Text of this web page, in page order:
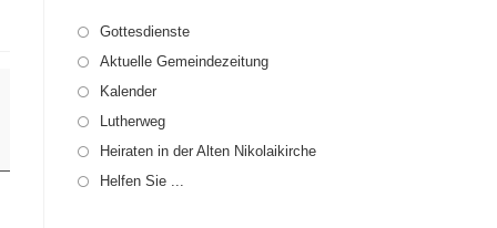
Gottesdienste
Aktuelle Gemeindezeitung
Kalender
Lutherweg
Heiraten in der Alten Nikolaikirche
Helfen Sie ...